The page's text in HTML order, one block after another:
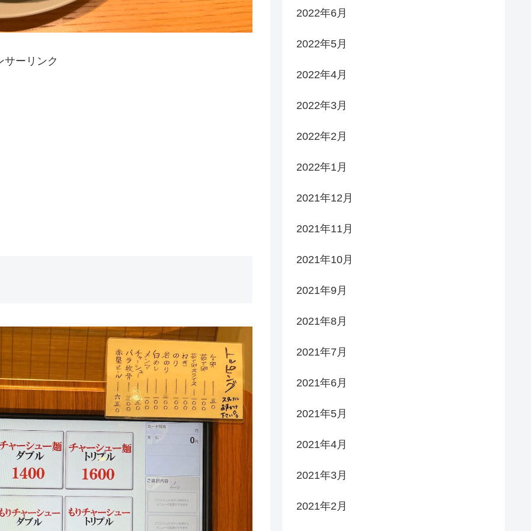
サーリンク
2022年6月
2022年5月
2022年4月
2022年3月
2022年2月
2022年1月
2021年12月
2021年11月
2021年10月
2021年9月
2021年8月
2021年7月
2021年6月
2021年5月
2021年4月
2021年3月
2021年2月